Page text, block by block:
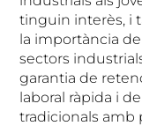
tinguin interès, i
la importància
sectors
garantia de
laboral ràpida i
tradicionals amb